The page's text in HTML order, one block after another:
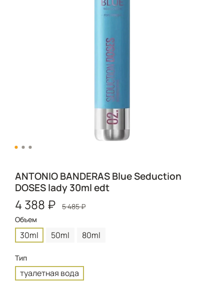
ANTONIO BANDERAS Blue Seduction
DOSES lady 30ml edt
4 388 ₽
5 485 ₽
Объем
30ml 50ml 80ml
Тип
туалетная вода